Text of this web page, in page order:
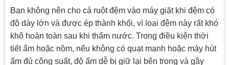
Bạn không nên cho cả ruột đệm vào máy giặt khi đệm có
độ dày lớn và được ép thành khối, vì loại đệm này rất khó
khô hoàn toàn sau khi thấm nước. Trong điều kiện thời
tiết ẩm hoặc nồm, nếu không có quạt mạnh hoặc máy hút
ẩm đủ công suất, độ ẩm dễ bị giữ lại bên trong và gây